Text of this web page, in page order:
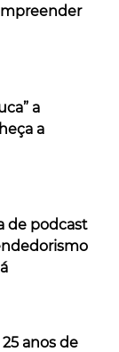
a
a
de podcast
25 anos de